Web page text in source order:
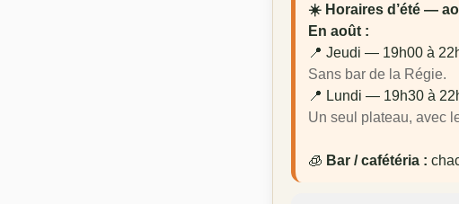
☀️ Horaires d’été —
En août :
📍 Jeudi — 19h00 à
Sans bar de la Régie.
📍 Lundi — 19h30 à
Un seul plateau, avec
🧊 Bar / cafétéria :